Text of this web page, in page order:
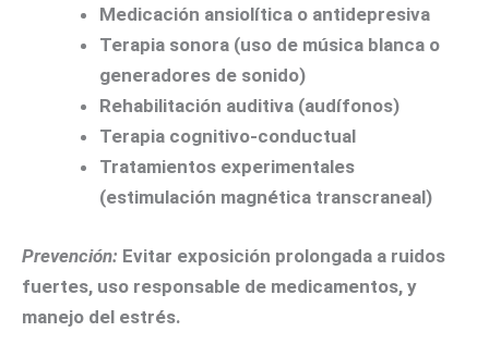
Medicación ansiolítica o antidepresiva
Terapia sonora (uso de música blanca o
generadores de sonido)
Rehabilitación auditiva (audífonos)
Terapia cognitivo-conductual
Tratamientos experimentales
(estimulación magnética transcraneal)
Prevención: Evitar exposición prolongada a ruidos
fuertes, uso responsable de medicamentos, y
manejo del estrés.